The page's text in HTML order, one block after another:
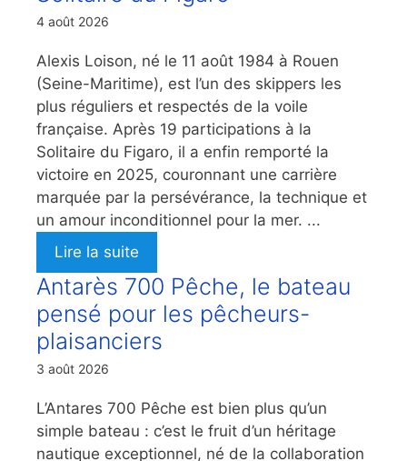
4 août 2026
Alexis Loison, né le 11 août 1984 à Rouen
(Seine-Maritime), est l’un des skippers les
plus réguliers et respectés de la voile
française. Après 19 participations à la
Solitaire du Figaro, il a enfin remporté la
victoire en 2025, couronnant une carrière
marquée par la persévérance, la technique et
un amour inconditionnel pour la mer. ...
Lire la suite
Antarès 700 Pêche, le bateau
pensé pour les pêcheurs-
plaisanciers
3 août 2026
L’Antares 700 Pêche est bien plus qu’un
simple bateau : c’est le fruit d’un héritage
nautique exceptionnel, né de la collaboration